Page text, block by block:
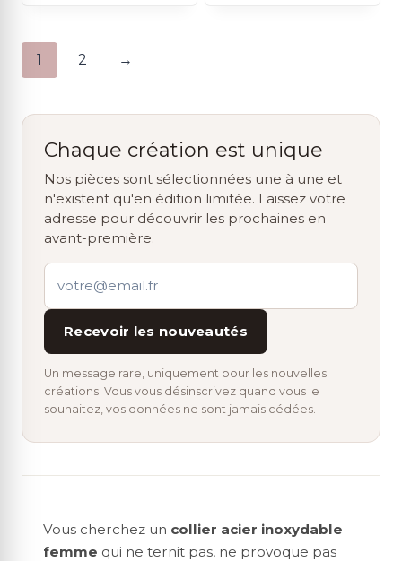
1 2 →
Chaque création est unique
Nos pièces sont sélectionnées une à une et
n'existent qu'en édition limitée. Laissez votre
adresse pour découvrir les prochaines en
avant-première.
Recevoir les nouveautés
Un message rare, uniquement pour les nouvelles
créations. Vous vous désinscrivez quand vous le
souhaitez, vos données ne sont jamais cédées.
Vous cherchez un collier acier inoxydable
femme qui ne ternit pas, ne provoque pas